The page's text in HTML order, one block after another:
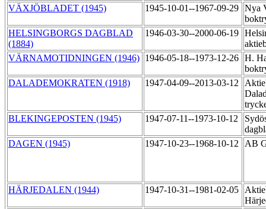
VÄXJÖBLADET (1945)
1945-10-01--1967-09-29 Nya
HELSINGBORGS DAGBLAD
(1884)
1946-03-30--2000-06-19
VÄRNAMOTIDNINGEN (1946) 1946-05-18--1973-12-26 H.
DALADEMOKRATEN (1918)
1947-04-09--2013-03-12
BLEKINGEPOSTEN (1945)
1947-07-11--1973-10-12
DAGEN (1945)
1947-10-23--1968-10-12 AB
HÄRJEDALEN (1944) 1947-10-31--1981-02-05